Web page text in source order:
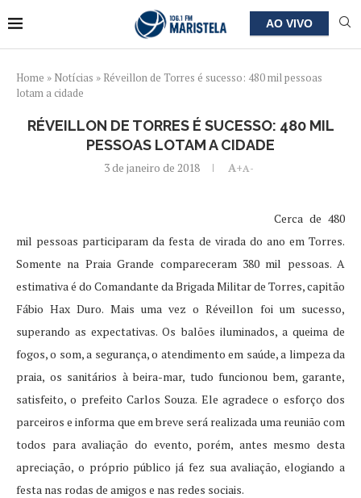
AO VIVO
Home » Notícias » Réveillon de Torres é sucesso: 480 mil pessoas
lotam a cidade
RÉVEILLON DE TORRES É SUCESSO: 480 MIL
PESSOAS LOTAM A CIDADE
3 de janeiro de 2018 A+A-
Cerca de 480
mil pessoas participaram da festa de virada do ano em Torres.
Somente na Praia Grande compareceram 380 mil pessoas. A
estimativa é do Comandante da Brigada Militar de Torres, capitão
Fábio Hax Duro. Mais uma vez o Réveillon foi um sucesso,
superando as expectativas. Os balões iluminados, a queima de
fogos, o som, a segurança, o atendimento em saúde, a limpeza da
praia, os sanitários à beira-mar, tudo funcionou bem, garante,
satisfeito, o prefeito Carlos Souza. Ele agradece o esforço dos
parceiros e informa que em breve será realizada uma reunião com
todos para avaliação do evento, porém, antes mesmo desta
apreciação, o próprio público já fez sua avaliação, elogiando a
festa nas rodas de amigos e nas redes sociais.